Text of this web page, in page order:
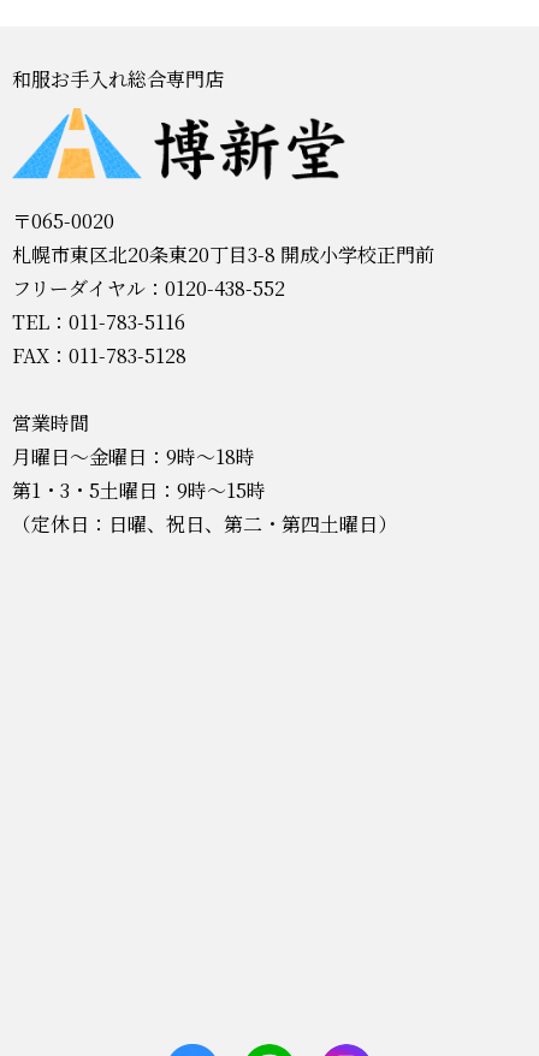
和服お手入れ総合専門店
〒065-0020
札幌市東区北20条東20丁目3-8 開成小学校正門前
フリーダイヤル：0120-438-552
TEL：011-783-5116
FAX：011-783-5128
営業時間
月曜日～金曜日：9時～18時
第1・3・5土曜日：9時～15時
（定休日：日曜、祝日、第二・第四土曜日）